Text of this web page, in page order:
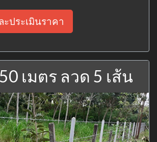
ประเมินราคา
เมตร ลวด 5 เส้น